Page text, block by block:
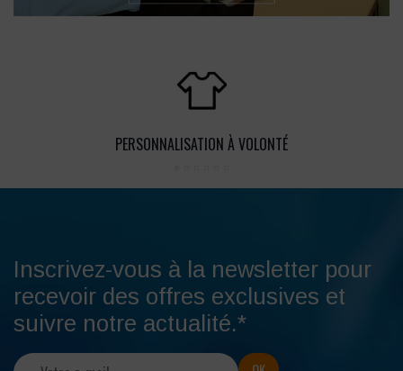
PERSONNALISATION À VOLONTÉ
Inscrivez-vous à la newsletter pour
recevoir des offres exclusives et
suivre notre actualité.*